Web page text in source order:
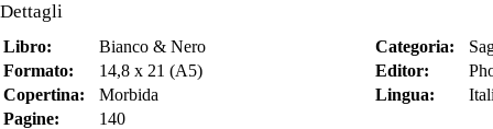
Dettagli
Libro:
Bianco & Nero
Formato:
14,8 x 21 (A5)
Copertina:
Morbida
Pagine:
140
Categoria:
Editor:
Lingua: